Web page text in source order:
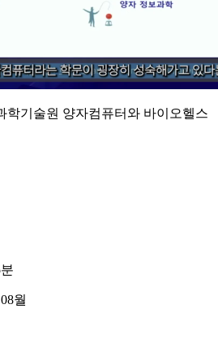
학기술원 양자컴퓨터와 바이오헬스
월